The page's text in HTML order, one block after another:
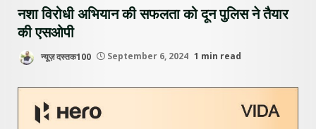
नशा विरोधी अभियान की सफलता को दून पुलिस ने तैयार
की एसओपी
न्यूज़ दस्तक100 September 6, 2024 1 min read